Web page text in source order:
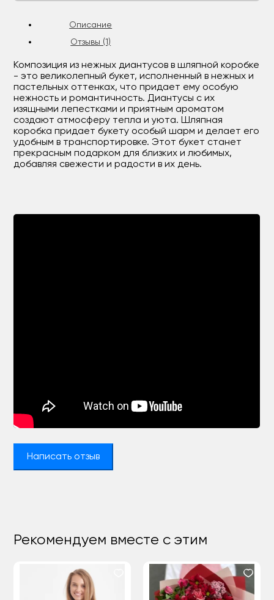
Описание
Отзывы (1)
Композиция из нежных диантусов в шляпной коробке
- это великолепный букет, исполненный в нежных и
пастельных оттенках, что придает ему особую
нежность и романтичность. Диантусы с их
изящными лепестками и приятным ароматом
создают атмосферу тепла и уюта. Шляпная
коробка придает букету особый шарм и делает его
удобным в транспортировке. Этот букет станет
прекрасным подарком для близких и любимых,
добавляя свежести и радости в их день.
Написать отзыв
Рекомендуем вместе с этим